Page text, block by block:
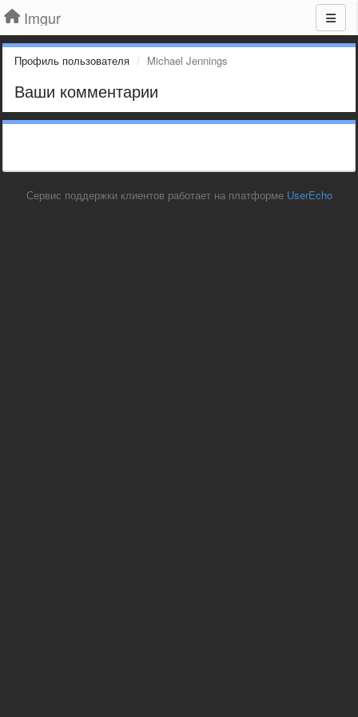
Imgur
Профиль пользователя Michael Jennings
Ваши комментарии
Сервис поддержки клиентов работает на платформе UserEcho